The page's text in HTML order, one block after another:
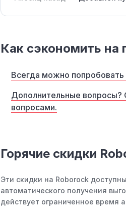
Как сэкономить на
Всегда можно
Дополнительные вопросы?
вопросами.
Горячие скидки
Эти скидки на Roborock
автоматического получения
действует ограниченное время